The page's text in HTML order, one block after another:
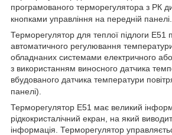
програмованого терморегулятора з РК
кнопками управління на передній панелі.
Терморегулятор для теплої підлоги E51
автоматичного регулювання
обладнаних системами електричного
з використанням виносного датчика
вбудованого датчика температури
панелі).
Терморегулятор Е51 має великий
рідкокристалічний екран, на який
інформація. Терморегулятор